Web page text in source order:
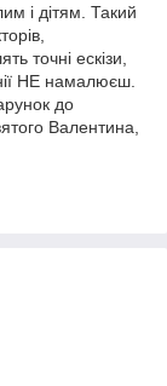
і дітям. Такий
точні ескізи,
НЕ намалюєш.
до
Валентина,